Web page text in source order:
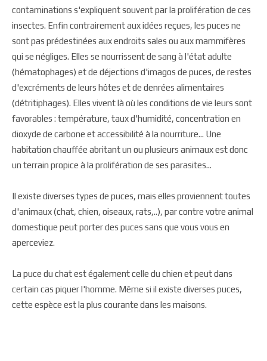
contaminations s'expliquent souvent par la prolifération de ces
insectes. Enfin contrairement aux idées reçues, les puces ne
sont pas prédestinées aux endroits sales ou aux mammifères
qui se négliges. Elles se nourrissent de sang à l'état adulte
(hématophages) et de déjections d'imagos de puces, de restes
d'excréments de leurs hôtes et de denrées alimentaires
(détritiphages). Elles vivent là où les conditions de vie leurs sont
favorables : température, taux d'humidité, concentration en
dioxyde de carbone et accessibilité à la nourriture... Une
habitation chauffée abritant un ou plusieurs animaux est donc
un terrain propice à la prolifération de ses parasites...
Il existe diverses types de puces, mais elles proviennent toutes
d'animaux (chat, chien, oiseaux, rats,..), par contre votre animal
domestique peut porter des puces sans que vous vous en
aperceviez.
La puce du chat est également celle du chien et peut dans
certain cas piquer l'homme. Même si il existe diverses puces,
cette espèce est la plus courante dans les maisons.